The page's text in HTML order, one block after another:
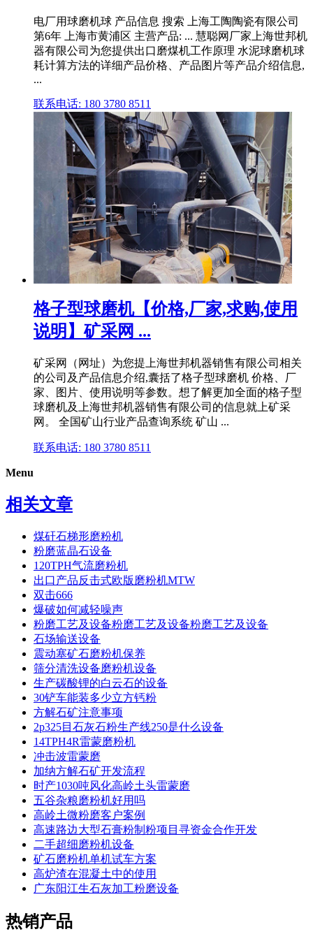
电厂用球磨机球 产品信息 搜索 上海工陶陶瓷有限公司
第6年 上海市黄浦区 主营产品: ... 慧聪网厂家上海世邦机
器有限公司为您提供出口磨煤机工作原理 水泥球磨机球
耗计算方法的详细产品价格、产品图片等产品介绍信息,
...
联系电话: 180 3780 8511
格子型球磨机【价格,厂家,求购,使用
说明】矿采网 ...
矿采网（网址）为您提上海世邦机器销售有限公司相关
的公司及产品信息介绍,囊括了格子型球磨机 价格、厂
家、图片、使用说明等参数。想了解更加全面的格子型
球磨机及上海世邦机器销售有限公司的信息就上矿采
网。 全国矿山行业产品查询系统 矿山 ...
联系电话: 180 3780 8511
Menu
相关文章
煤矸石梯形磨粉机
粉磨蓝晶石设备
120TPH气流磨粉机
出口产品反击式欧版磨粉机MTW
双击666
爆破如何减轻噪声
粉磨工艺及设备粉磨工艺及设备粉磨工艺及设备
石场输送设备
震动塞矿石磨粉机保养
筛分清洗设备磨粉机设备
生产碳酸锂的白云石的设备
30铲车能装多少立方钙粉
方解石矿注意事项
2p325目石灰石粉生产线250是什么设备
14TPH4R雷蒙磨粉机
冲击波雷蒙磨
加纳方解石矿开发流程
时产1030吨风化高岭土头雷蒙磨
五谷杂粮磨粉机好用吗
高岭土微粉磨客户案例
高速路边大型石膏粉制粉项目寻资金合作开发
二手超细磨粉机设备
矿石磨粉机单机试车方案
高炉渣在混凝土中的使用
广东阳江生石灰加工粉磨设备
热销产品